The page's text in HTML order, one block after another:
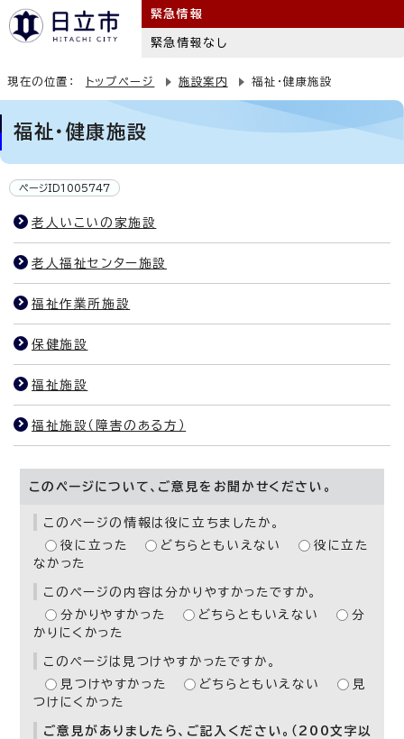
緊急情報
緊急情報なし
現在の位置： トップページ 施設案内 福祉・健康施設
福祉・健康施設
ページID1005747
老人いこいの家施設
老人福祉センター施設
福祉作業所施設
保健施設
福祉施設
福祉施設（障害のある方）
このページについて、ご意見をお聞かせください。
このページの情報は役に立ちましたか。
役に立った
どちらともいえない
役に立た
なかった
このページの内容は分かりやすかったですか。
分かりやすかった
どちらともいえない
分
かりにくかった
このページは見つけやすかったですか。
見つけやすかった
どちらともいえない
見
つけにくかった
ご意見がありましたら、ご記入ください。（200文字以